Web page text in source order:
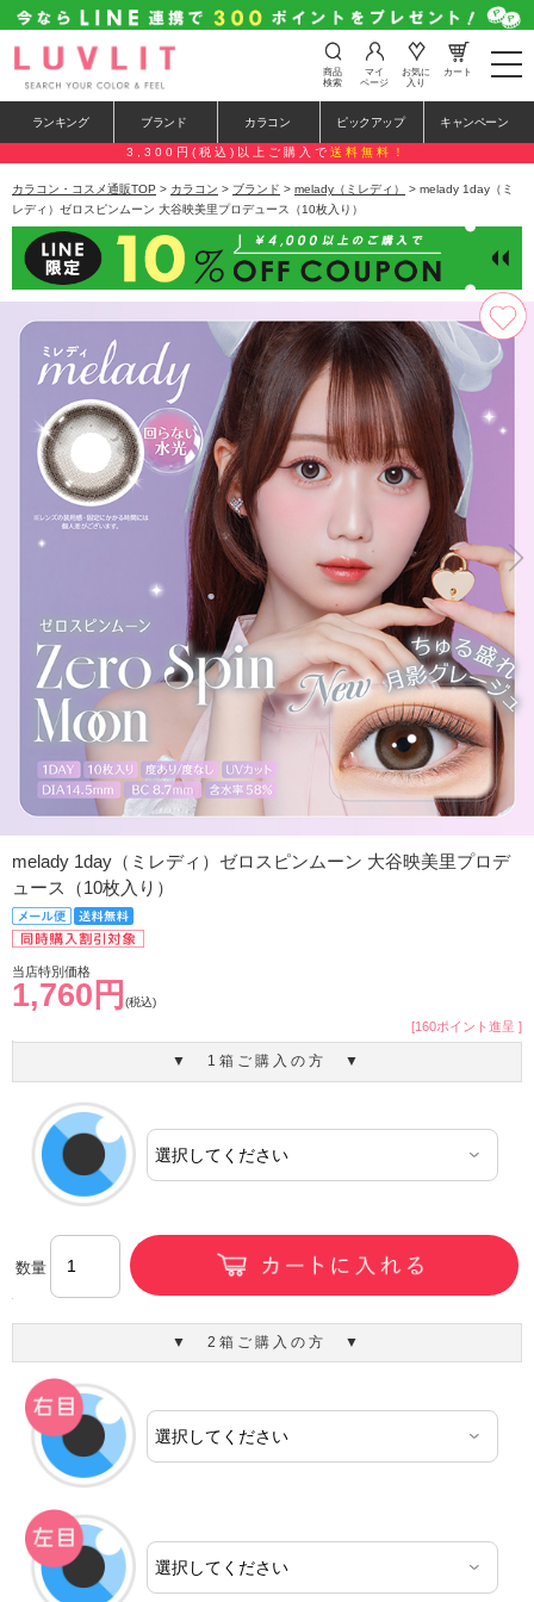
t
o
e
n
a
a
i
o
n
商品
検索
マイ
ページ
お気に
入り
カート
ランキング ブランド カラコン ピックアップ キャンペーン
3,300円(税込)以上ご購入で 送料無料！
カラコン・コスメ通販TOP > カラコン > ブランド > melady（ミレディ）
> melady 1day（ミ
レディ）ゼロスピンムーン 大谷映美里プロデュース（10枚入り）
melady 1day（ミレディ）ゼロスピンムーン 大谷映美里プロデ
ュース（10枚入り）
当店特別価格
1,760円 (税込)
[160ポイント進呈 ]
▼ 1箱ご購入の方 ▼
数量
▼ 2箱ご購入の方 ▼